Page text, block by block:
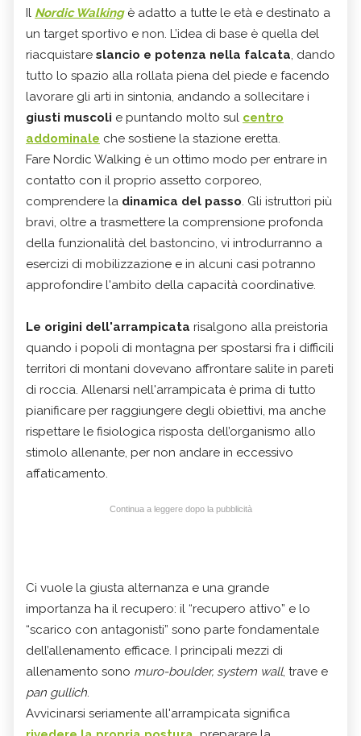
Il Nordic Walkingè adatto a tutte le età e destinato a
un target sportivo e non. L’idea di base è quella del
riacquistare slancio e potenza nella falcata, dando
tutto lo spazio alla rollata piena del piede e facendo
lavorare gli arti in sintonia, andando a sollecitare i
giusti muscoli e puntando molto sul centro
addominale che sostiene la stazione eretta.
Fare Nordic Walking è un ottimo modo per entrare in
contatto con il proprio assetto corporeo,
comprendere la dinamica del passo. Gli istruttori più
bravi, oltre a trasmettere la comprensione profonda
della funzionalità del bastoncino, vi introdurranno a
esercizi di mobilizzazione e in alcuni casi potranno
approfondire l'ambito della capacità coordinative.
Le origini dell'arrampicata risalgono alla preistoria
quando i popoli di montagna per spostarsi fra i difficili
territori di montani dovevano affrontare salite in pareti
di roccia. Allenarsi nell'arrampicata è prima di tutto
pianificare per raggiungere degli obiettivi, ma anche
rispettare le fisiologica risposta dell’organismo allo
stimolo allenante, per non andare in eccessivo
affaticamento.
Continua a leggere dopo la pubblicità
Ci vuole la giusta alternanza e una grande
importanza ha il recupero: il “recupero attivo” e lo
“scarico con antagonisti” sono parte fondamentale
dell’allenamento efficace. I principali mezzi di
allenamento sono muro-boulder, system wall, trave e
pan gullich.
Avvicinarsi seriamente all'arrampicata significa